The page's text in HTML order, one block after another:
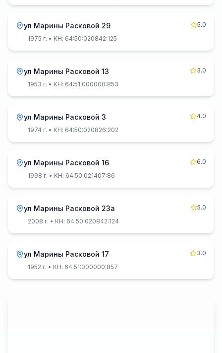
ул Марины Расковой 29
5.0
1975 г. • КН: 64:50:020842:125
ул Марины Расковой 13
3.0
1953 г. • КН: 64:51:000000:853
ул Марины Расковой 3
4.0
1974 г. • КН: 64:50:020826:202
ул Марины Расковой 16
6.0
1998 г. • КН: 64:50:021407:86
ул Марины Расковой 23а
5.0
2008 г. • КН: 64:50:020842:124
ул Марины Расковой 17
3.0
1952 г. • КН: 64:51:000000:857